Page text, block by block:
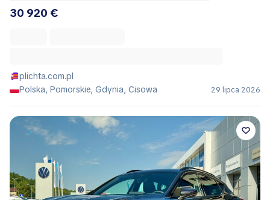
30 920 €
plichta.com.pl
Polska, Pomorskie, Gdynia, Cisowa
29 lipca 2026